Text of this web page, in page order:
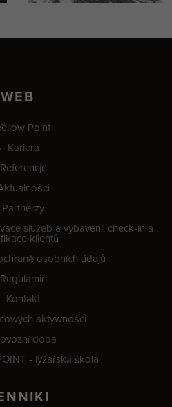
WEB
Point
Kariera
Referencje
Partnerzy
in a
klientů
osobních údajů
Regulamin
Kontakt
aktywności
doba
- lyžařská škola